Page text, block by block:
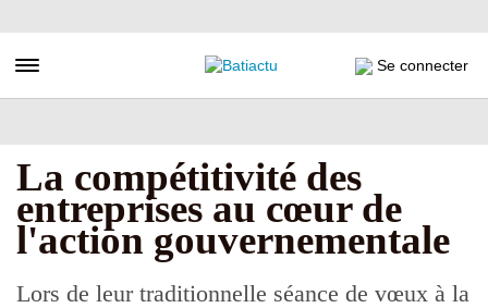
au
principal
Toggle navigation Se connecter
La compétitivité des
entreprises au cœur de
l'action gouvernementale
Lors de leur traditionnelle séance de vœux à la